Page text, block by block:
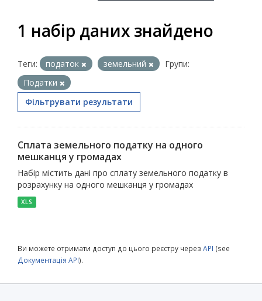
1 набір даних знайдено
Теги: податок земельний
Групи:
Податки
Фільтрувати результати
Сплата земельного податку на одного
мешканця у громадах
Набір містить дані про сплату земельного податку в
розрахунку на одного мешканця у громадах
XLS
Ви можете отримати доступ до цього реєстру через API (see
Документація API).